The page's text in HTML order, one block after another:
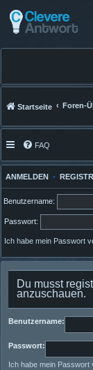
Startseite Foren-
FAQ
ANMELDEN •
Benutzername:
Passwort:
Ich habe mein Passwort
Du musst
anzuschauen.
Benutzername:
Passwort:
Ich habe mein Passwort